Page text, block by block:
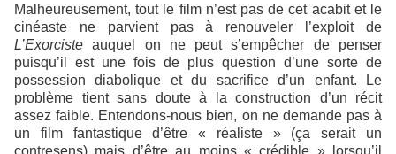
Malheureusement, tout le film n’est pas de cet acabit et le
cinéaste ne parvient pas à renouveler l’exploit de
L’Exorciste auquel on ne peut s’empêcher de penser
puisqu’il est une fois de plus question d’une sorte de
possession diabolique et du sacrifice d’un enfant. Le
problème tient sans doute à la construction d’un récit
assez faible. Entendons-nous bien, on ne demande pas à
un film fantastique d’être « réaliste » (ça serait un
contresens) mais d’être au moins « crédible » lorsqu’il